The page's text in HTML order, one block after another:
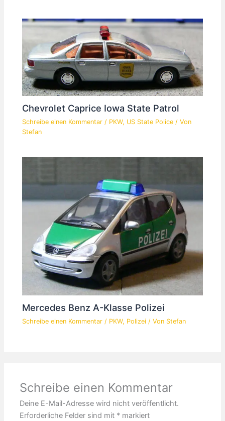
Chevrolet Caprice Iowa State Patrol
Schreibe einen Kommentar / PKW, US State Police / Von
Stefan
Mercedes Benz A-Klasse Polizei
Schreibe einen Kommentar / PKW, Polizei / Von Stefan
Schreibe einen Kommentar
Deine E-Mail-Adresse wird nicht veröffentlicht.
Erforderliche Felder sind mit * markiert